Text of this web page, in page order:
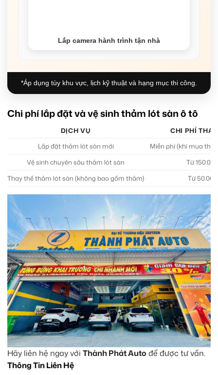
Lắp camera hành trình tận nhà
*Áp dụng tùy khu vực, lịch kỹ thuật và hạng mục thi công.
Chi phí lắp đặt và vệ sinh thảm lót sàn ô tô
DỊCH VỤ
CHI PHÍ
Lắp đặt thảm lót sàn mới
Miễn phí (khi mua
Vệ sinh chuyên sâu thảm lót sàn
Từ
Thay thế thảm lót sàn (không bao gồm thảm)
Từ
Hãy liên hệ ngay với Thành Phát Auto để được tư vấn.
Thông Tin Liên Hệ